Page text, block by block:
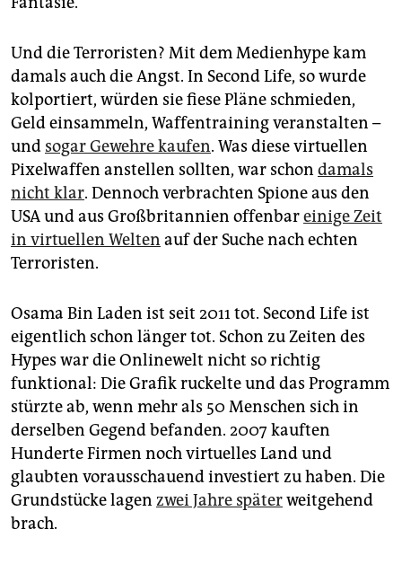
Und die Terroristen? Mit dem Medienhype kam
damals auch die Angst. In Second Life, so wurde
kolportiert, würden sie fiese Pläne schmieden,
Geld einsammeln, Waffentraining veranstalten –
und sogar Gewehre kaufen. Was diese virtuellen
Pixelwaffen anstellen sollten, war schon damals
nicht klar. Dennoch verbrachten Spione aus den
USA und aus Großbritannien offenbareinige Zeit
in virtuellen Welten auf der Suche nach echten
Terroristen.
Osama Bin Laden ist seit 2011 tot. Second Life ist
eigentlich schon länger tot. Schon zu Zeiten des
Hypes war die Onlinewelt nicht so richtig
funktional: Die Grafik ruckelte und das Programm
stürzte ab, wenn mehr als 50 Menschen sich in
derselben Gegend befanden. 2007 kauften
Hunderte Firmen noch virtuelles Land und
glaubten vorausschauend investiert zu haben. Die
Grundstücke lagen zwei Jahre späterweitgehend
brach.